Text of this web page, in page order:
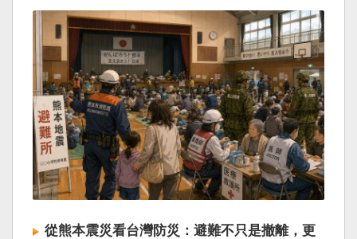
從熊本震災看台灣防災：避難不只是撤離，更